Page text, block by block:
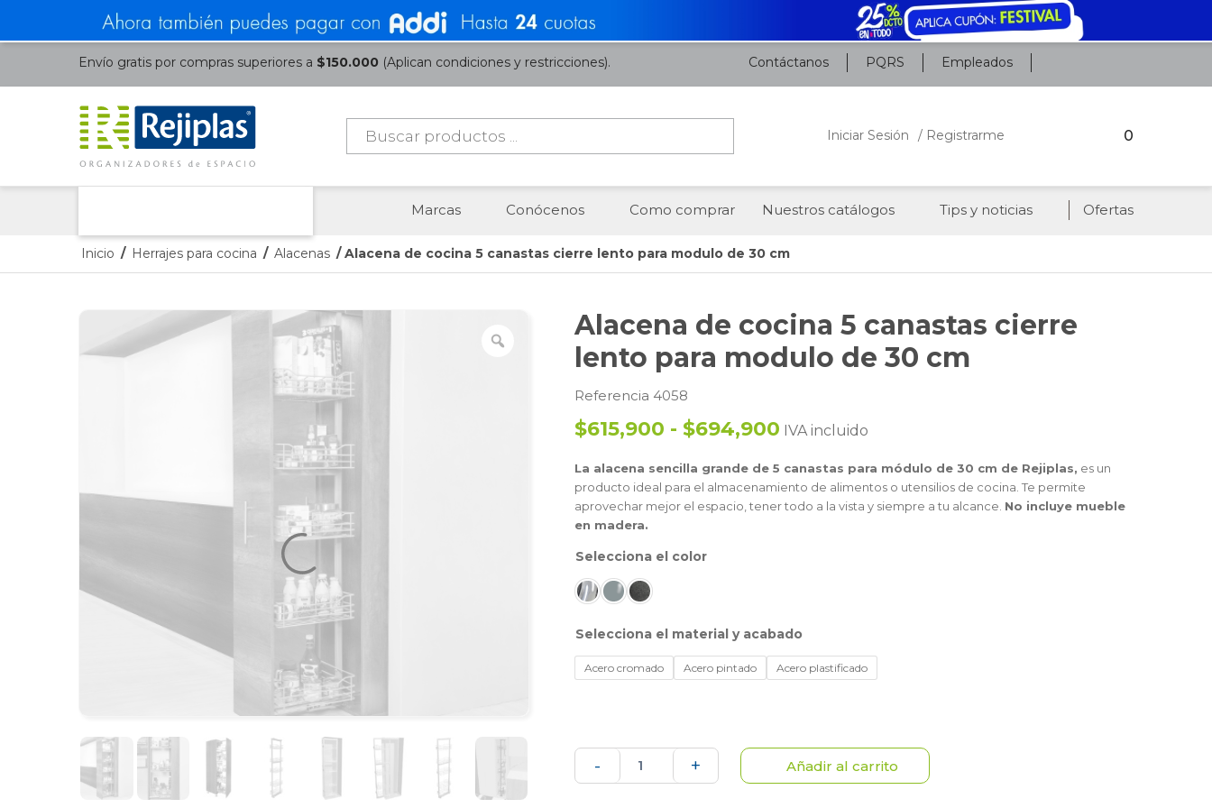
Envío gratis por compras superiores a $150.000 (Aplican condiciones y restricciones). Contáctanos PQRS Empleados
Búsqueda
productos
Iniciar Sesión / Registrarme 0
Marcas Conócenos Como comprar Nuestros catálogos Tips y noticias Ofertas
Inicio / Herrajes para cocina / Alacenas / Alacena de cocina 5 canastas cierre lento para modulo de 30 cm
Alacena de cocina 5 canastas cierre
lento para modulo de 30 cm
Referencia 4058
$615,900 - $694,900 IVA incluido
La alacena sencilla grande de 5 canastas para módulo de 30 cm de Rejiplas, es un
producto ideal para el almacenamiento de alimentos o utensilios de cocina. Te permite
aprovechar mejor el espacio, tener todo a la vista y siempre a tu alcance. No incluye mueble
en madera.
color
material y acabado
Acero cromado Acero pintado Acero plastificado
-
Alacena
+ Añadir al carrito